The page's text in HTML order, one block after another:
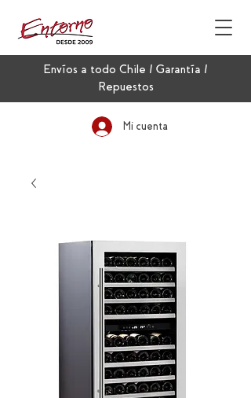
Envíos a todo Chile / Garantía /
Repuestos
Mi cuenta